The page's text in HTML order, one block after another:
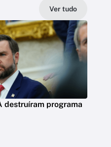
Ver tudo
destruíram programa